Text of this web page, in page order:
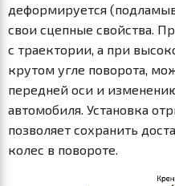
деформируется
свои сцепные свойства.
с траектории, а при
крутом угле поворота,
передней оси и
автомобиля. Установка
позволяет сохранить
колес в повороте.